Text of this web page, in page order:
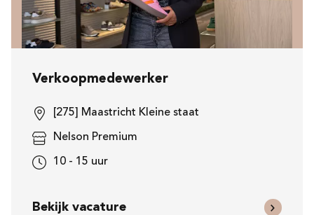
Verkoopmedewerker
[275] Maastricht Kleine staat
Nelson Premium
10 - 15 uur
Bekijk vacature